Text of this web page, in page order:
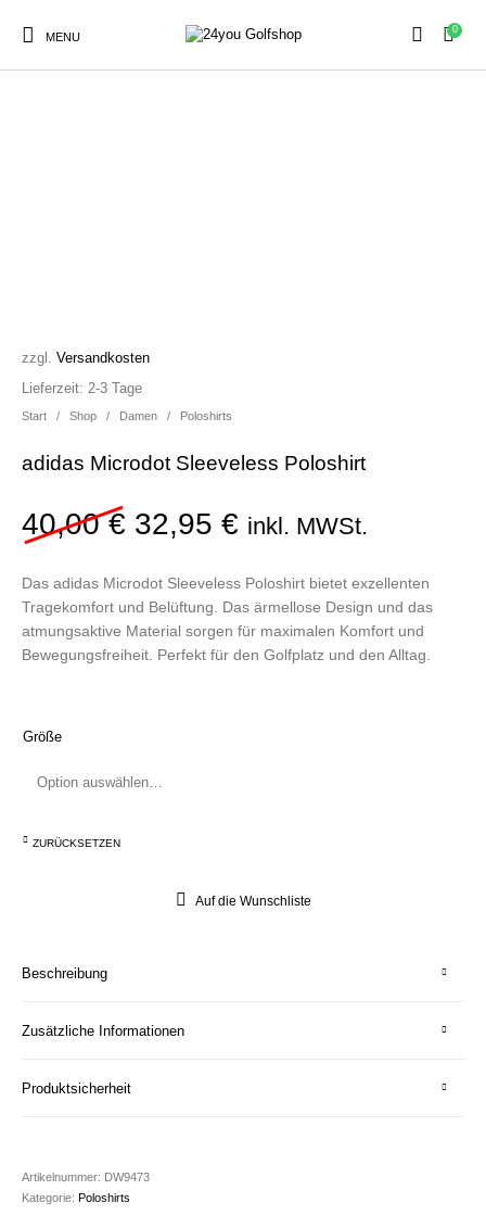
MENU
0
SALE!
Start / Shop / Damen / Poloshirts
adidas Microdot Sleeveless Poloshirt
40,00€ Ursprünglicher Preis
32,95€ Aktueller Preis
inkl. MWSt.
zzgl.Versandkosten
Das adidas Microdot Sleeveless Poloshirt bietet exzellenten
Tragekomfort und Belüftung. Das ärmellose Design und das
atmungsaktive Material sorgen für maximalen Komfort und
Bewegungsfreiheit. Perfekt für den Golfplatz und den Alltag.
Lieferzeit:2-3 Tage
Größe
ZURÜCKSETZEN
Auf die Wunschliste
Beschreibung
Zusätzliche Informationen
Produktsicherheit
Artikelnummer: DW9473
Kategorie:Poloshirts